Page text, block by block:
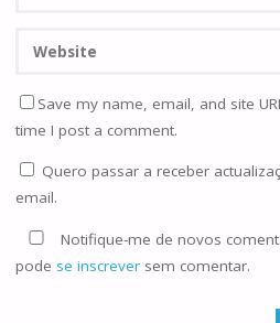
Save my name, email, and site
time I post a comment.
Quero passar a receber
email.
Notifique-me de novos
pode se inscreversem comentar.